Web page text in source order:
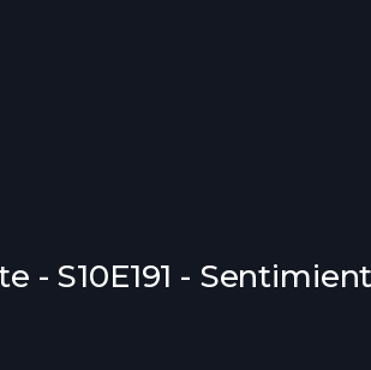
- S10E191 -